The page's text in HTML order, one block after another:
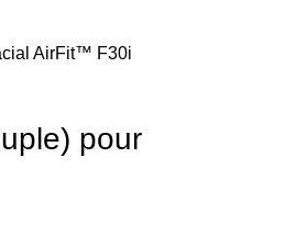
AirFit™ F30i
pour